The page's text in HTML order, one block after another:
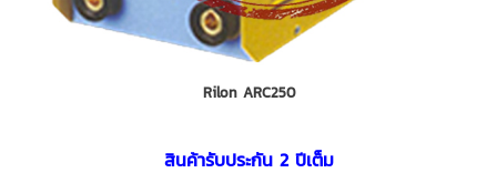
Rilon ARC250
สินค้ารับประกัน 2 ปีเต็ม